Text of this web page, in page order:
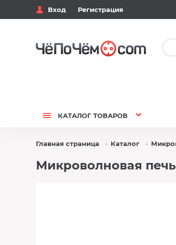
Вход Регистрация
КАТАЛОГ ТОВАРОВ
Главная страница Каталог
Микроволновая печь